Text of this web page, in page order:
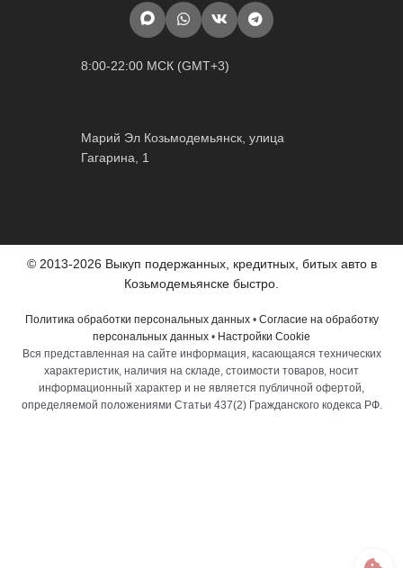
8:00-22:00 МСК (GMT+3)
Марий Эл Козьмодемьянск, улица
Гагарина, 1
© 2013-2026 Выкуп подержанных, кредитных, битых авто в
Козьмодемьянске быстро.
Политика обработки персональных данных• Согласие на обработку
персональных данных • Настройки Cookie
Вся представленная на сайте информация, касающаяся технических
характеристик, наличия на складе, стоимости товаров, носит
информационный характер и не является публичной офертой,
определяемой положениями Статьи 437(2) Гражданского кодекса РФ.